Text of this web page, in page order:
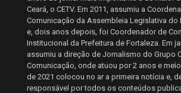
Ceará, o CETV. Em 2011, assumiu a
Comunicação da Assembleia Legislativa do
e, dois anos depois, foi Coordenador de
Institucional da Prefeitura de Fortaleza. Em
assumiu a direção de Jornalismo do Grupo
Comunicação, onde atuou por 2 anos e
de 2021 colocou no ar a primeira notícia e,
responsável por todos os conteúdos